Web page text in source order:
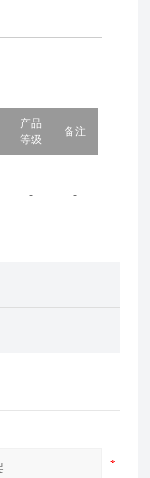
产品
等级
备注
- -